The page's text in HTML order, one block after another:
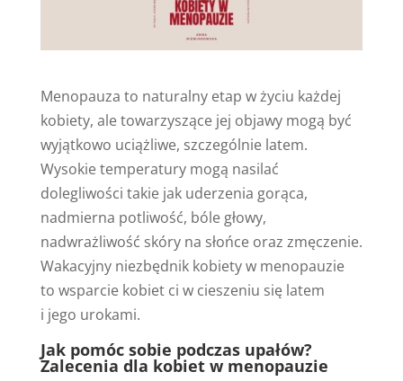
Menopauza to naturalny etap w życiu każdej
kobiety, ale towarzyszące jej objawy mogą być
wyjątkowo uciążliwe, szczególnie latem.
Wysokie temperatury mogą nasilać
dolegliwości takie jak uderzenia gorąca,
nadmierna potliwość, bóle głowy,
nadwrażliwość skóry na słońce oraz zmęczenie.
Wakacyjny niezbędnik kobiety w menopauzie
to wsparcie kobiet ci w cieszeniu się latem
i jego urokami.
Jak pomóc sobie podczas upałów?
Zalecenia dla kobiet w menopauzie